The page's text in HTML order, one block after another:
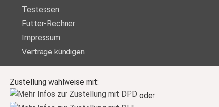
Testessen
Futter-Rechner
Impressum
Verträge kündigen
Zustellung wahlweise mit:
oder